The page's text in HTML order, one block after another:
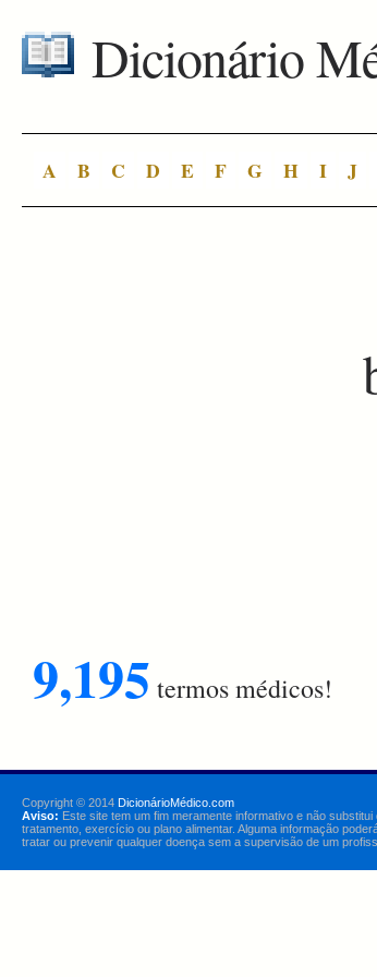
Dicionário
A B C D E F G H I J
9,195 termos médicos!
Copyright © 2014 DicionárioMédico.com
Aviso: Este site tem um fim meramente informativo e não
tratamento, exercício ou plano alimentar. Alguma informação
tratar ou prevenir qualquer doença sem a supervisão de um